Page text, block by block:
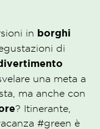
in borghi
di
una meta a
ma anche con
? Itinerante,
#green è